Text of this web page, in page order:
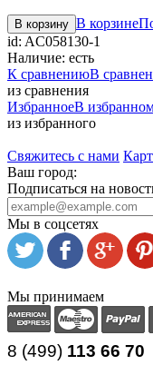
В корзину В корзине
id: AC058130-1
Наличие: есть
К сравнениюВ
из сравнения
ИзбранноеВ
из избранного
Свяжитесь с нами
Ваш город:
Подписаться на
Мы в соцсетях
Мы принимаем
8 (499) 113 66 70